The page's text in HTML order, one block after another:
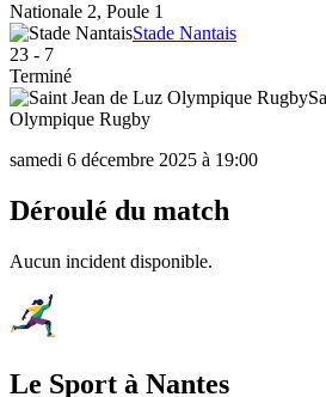
Nationale 2, Poule 1
Stade Nantais
23 - 7
Terminé
Olympique Rugby
samedi 6 décembre 2025 à 19:00
Déroulé du match
Aucun incident disponible.
Le Sport à Nantes